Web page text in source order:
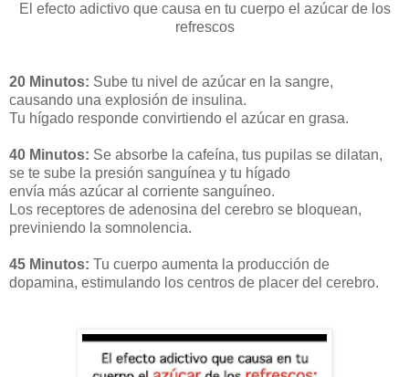
El efecto adictivo que causa en tu cuerpo el azúcar de los
refrescos
20 Minutos: Sube tu nivel de azúcar en la sangre,
causando una explosión de insulina.
Tu hígado responde convirtiendo el azúcar en grasa.
40 Minutos: Se absorbe la cafeína, tus pupilas se dilatan,
se te sube la presión sanguínea y tu hígado
envía más azúcar al corriente sanguíneo.
Los receptores de adenosina del cerebro se bloquean,
previniendo la somnolencia.
45 Minutos: Tu cuerpo aumenta la producción de
dopamina, estimulando los centros de placer del cerebro.